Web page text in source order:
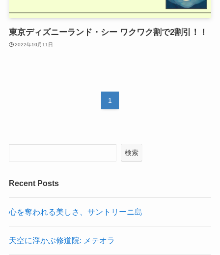
東京ディズニーランド・シー ワクワク割で2割引！！
2022年10月11日
1
検索
Recent Posts
心を奪われる美しさ、サントリーニ島
天空に浮かぶ修道院: メテオラ